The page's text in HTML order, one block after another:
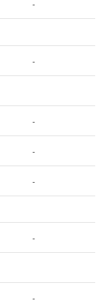
-
-
-
-
-
-
-